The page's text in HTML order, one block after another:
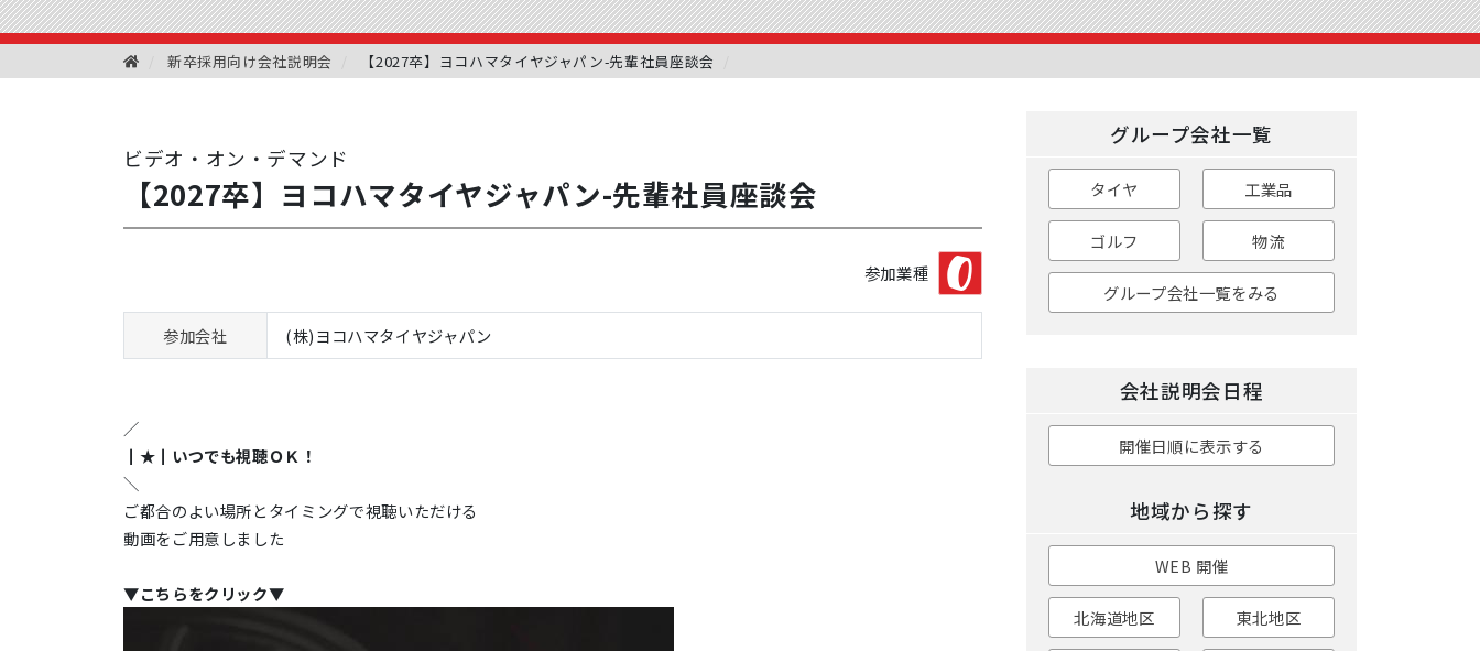
新卒採用向け会社説明会 【2027卒】ヨコハマタイヤジャパン-先輩社員座談会
ビデオ・オン・デマンド
【2027卒】ヨコハマタイヤジャパン-先輩社員座談会
参加業種
参加会社 (株)ヨコハマタイヤジャパン
／
┃★┃いつでも視聴ＯＫ！
＼
ご都合のよい場所とタイミングで視聴いただける
動画をご用意しました
▼こちらをクリック▼
グループ会社一覧
タイヤ 工業品
ゴルフ 物流
グループ会社一覧をみる
会社説明会日程
開催日順に表示する
地域から探す
WEB 開催
北海道地区 東北地区